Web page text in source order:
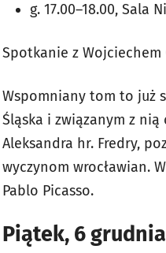
g. 17.00–18.00, Sala
Spotkanie z Wojciechem
Wspomniany tom to już
Śląska i związanym z nią
Aleksandra hr. Fredry,
wyczynom wrocławian.
Pablo Picasso.
Piątek, 6 grudnia